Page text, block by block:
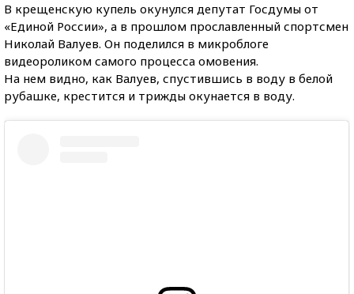
В крещенскую купель окунулся депутат Госдумы от
«Единой России», а в прошлом прославленный спортсмен
Николай Валуев. Он поделился в микроблоге
видеороликом самого процесса омовения.
На нем видно, как Валуев, спустившись в воду в белой
рубашке, крестится и трижды окунается в воду.